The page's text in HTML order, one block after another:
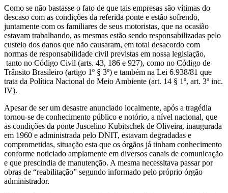
Como se não bastasse o fato de que tais empresas são vítimas do
descaso com as condições da referida ponte e estão sofrendo,
juntamente com os familiares de seus motoristas, que na ocasião
estavam trabalhando, as mesmas estão sendo responsabilizadas pelo
custeio dos danos que não causaram, em total desacordo com
normas de responsabilidade civil previstas em nossa legislação,
tanto no Código Civil (arts. 43, 186 e 927), como no Código de
Trânsito Brasileiro (artigo 1º § 3º) e também na Lei 6.938/81 que
trata da Política Nacional do Meio Ambiente (art. 14 § 1º, art. 3º inc.
IV).
Apesar de ser um desastre anunciado localmente, após a tragédia
tornou-se de conhecimento público e notório, a nível nacional, que
as condições da ponte Juscelino Kubitschek de Oliveira, inaugurada
em 1960 e administrada pelo DNIT, estavam degradadas e
comprometidas, situação esta que os órgãos já tinham conhecimento
conforme noticiado amplamente em diversos canais de comunicação
e que prescindia de manutenção. A mesma necessitava passar por
obras de “reabilitação” segundo informado pelo próprio órgão
administrador.